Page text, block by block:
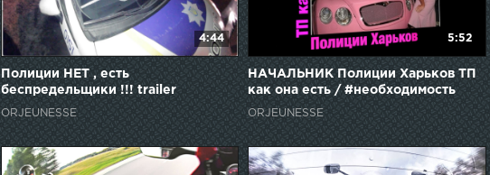
4:44
Полиции НЕТ , есть
беспредельщики !!! trailer
ORJEUNESSE
5:52
НАЧАЛЬНИК Полиции Харьков ТП
как она есть / #необходимость
ORJEUNESSE